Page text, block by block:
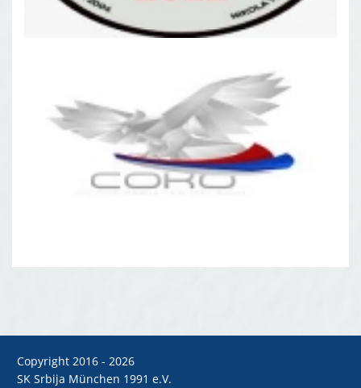
Copyright 2016 - 2026
SK Srbija München 1991 e.V.